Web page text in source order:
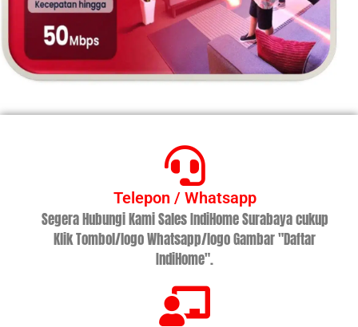
Telepon / Whatsapp
Segera Hubungi Kami Sales IndiHome Surabaya cukup
Klik Tombol/logo Whatsapp/logo Gambar "Daftar
IndiHome".